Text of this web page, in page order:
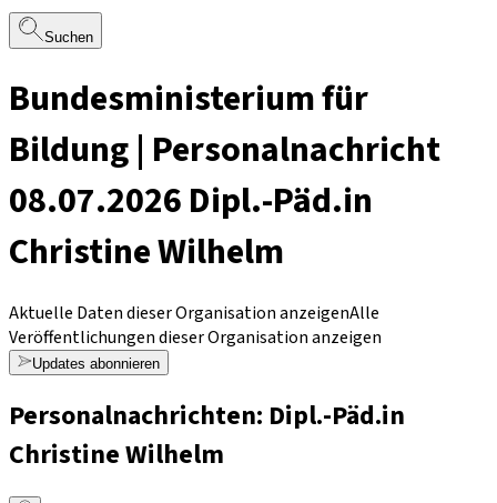
Suchen
Bundesministerium für
Bildung | Personalnachricht
08.07.2026 Dipl.-Päd.in
Christine Wilhelm
Aktuelle Daten dieser Organisation anzeigenAlle
Veröffentlichungen dieser Organisation anzeigen
Updates abonnieren
Personalnachrichten: Dipl.-Päd.in
Christine Wilhelm